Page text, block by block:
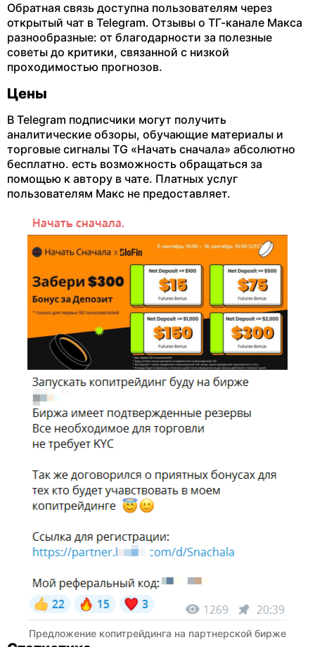
Обратная связь доступна пользователям через
открытый чат в Telegram. Отзывы о ТГ-канале Макса
разнообразные: от благодарности за полезные
советы до критики, связанной с низкой
проходимостью прогнозов.
Цены
В Telegram подписчики могут получить
аналитические обзоры, обучающие материалы и
торговые сигналы TG «Начать сначала» абсолютно
бесплатно. есть возможность обращаться за
помощью к автору в чате. Платных услуг
пользователям Макс не предоставляет.
Предложение копитрейдинга на партнерской бирже